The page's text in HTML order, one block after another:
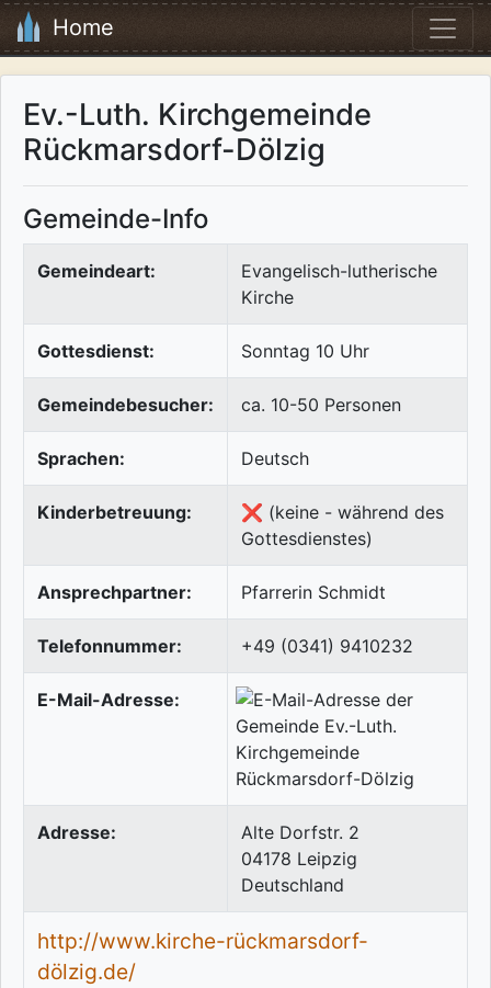
Home
Ev.-Luth. Kirchgemeinde
Rückmarsdorf-Dölzig
Gemeinde-Info
Gemeindeart:
Evangelisch-lutherische
Kirche
Gottesdienst: Sonntag 10 Uhr
Gemeindebesucher: ca. 10-50 Personen
Sprachen: Deutsch
Kinderbetreuung:
❌ (keine - während des
Gottesdienstes)
Ansprechpartner: Pfarrerin Schmidt
Telefonnummer: +49 (0341) 9410232
E-Mail-Adresse:
Adresse:
Alte Dorfstr. 2
04178 Leipzig
Deutschland
http://www.kirche-rückmarsdorf-
dölzig.de/